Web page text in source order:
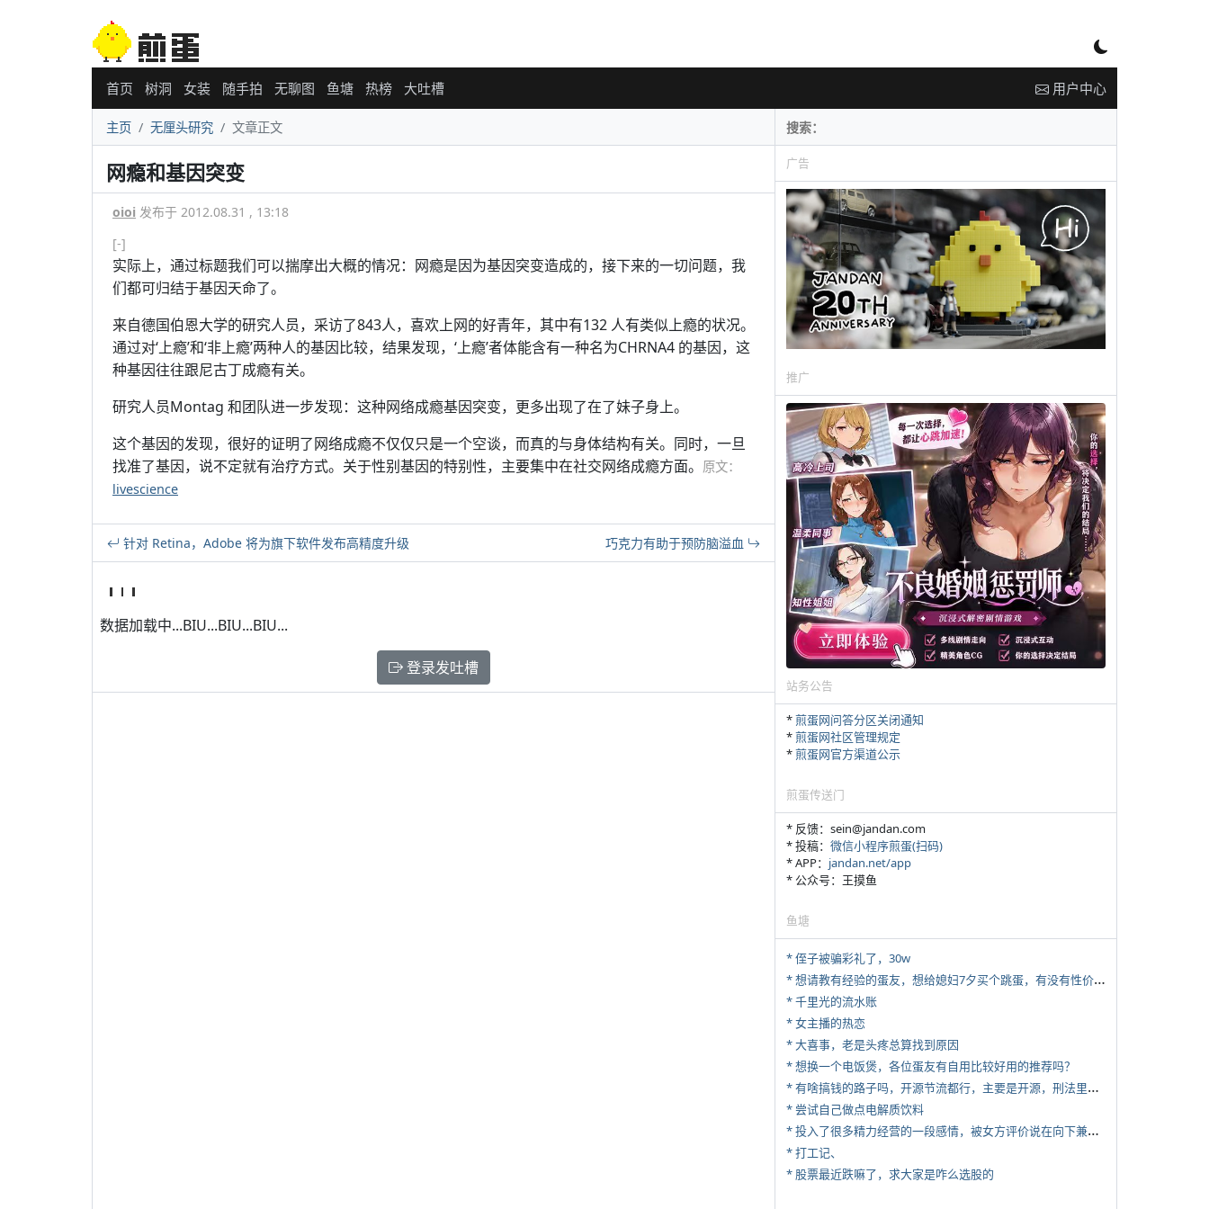
首页 树洞 女装 随手拍 无聊图 鱼塘 热榜 大吐槽 用户中心
主页 无厘头研究 文章正文
网瘾和基因突变
oioi 发布于 2012.08.31 , 13:18
[-]
实际上，通过标题我们可以揣摩出大概的情况：网瘾是因为基因突变造成的，接下来的一切问题，我
们都可归结于基因天命了。
来自德国伯恩大学的研究人员，采访了843人，喜欢上网的好青年，其中有132 人有类似上瘾的状况。
通过对‘上瘾’和‘非上瘾’两种人的基因比较，结果发现，‘上瘾’者体能含有一种名为CHRNA4 的基因，这
种基因往往跟尼古丁成瘾有关。
研究人员Montag 和团队进一步发现：这种网络成瘾基因突变，更多出现了在了妹子身上。
这个基因的发现，很好的证明了网络成瘾不仅仅只是一个空谈，而真的与身体结构有关。同时，一旦
找准了基因，说不定就有治疗方式。关于性别基因的特别性，主要集中在社交网络成瘾方面。 原文：
livescience
针对 Retina，Adobe 将为旗下软件发布高精度升级 巧克力有助于预防脑溢血
数据加载中...BIU...BIU...BIU...
登录发吐槽
广告
推广
站务公告
*煎蛋网问答分区关闭通知
*煎蛋网社区管理规定
*煎蛋网官方渠道公示
煎蛋传送门
* 反馈：sein@jandan.com
* 投稿： 微信小程序煎蛋(扫码)
* APP： jandan.net/app
* 公众号：王摸鱼
鱼塘
* 侄子被骗彩礼了，30w
*
想请教有经验的蛋友，想给媳妇7夕买个跳蛋，有没有性价比高的推荐
* 千里光的流水账
* 女主播的热恋
* 大喜事，老是头疼总算找到原因
* 想换一个电饭煲，各位蛋友有自用比较好用的推荐吗？
*
有啥搞钱的路子吗，开源节流都行，主要是开源，刑法里的咱不做
* 尝试自己做点电解质饮料
*
投入了很多精力经营的一段感情，被女方评价说在向下兼容我，感觉有点破防
* 打工记、
* 股票最近跌嘛了，求大家是咋么选股的